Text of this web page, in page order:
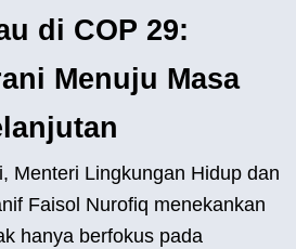
di COP 29:
Menuju Masa
Menteri Lingkungan Hidup dan
Faisol Nurofiq menekankan
hanya berfokus pada